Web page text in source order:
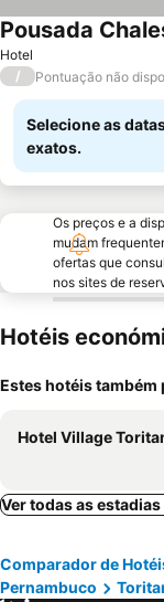
Hotel
Pousada
/ Pontuação não
Selecione as
exatos.
Os preços e a
mudam
ofertas que
nos sites de
Hotéis
Estes hotéis
Hotel Village
Ver todas as
Comparador de
Pernambuco